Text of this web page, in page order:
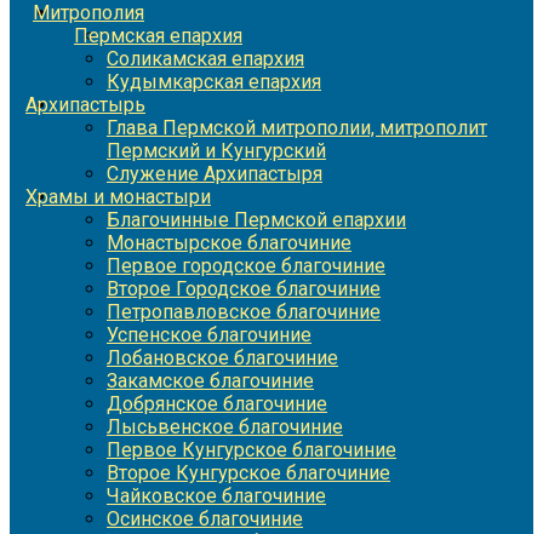
Митрополия
Пермская епархия
Соликамская епархия
Кудымкарская епархия
Архипастырь
Глава Пермской митрополии, митрополит
Пермский и Кунгурский
Служение Архипастыря
Храмы и монастыри
Благочинные Пермской епархии
Монастырское благочиние
Первое городское благочиние
Второе Городское благочиние
Петропавловское благочиние
Успенское благочиние
Лобановское благочиние
Закамское благочиние
Добрянское благочиние
Лысьвенское благочиние
Первое Кунгурское благочиние
Второе Кунгурское благочиние
Чайковское благочиние
Осинское благочиние